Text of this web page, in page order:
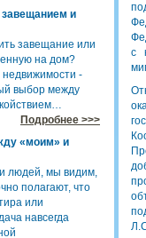
и
завещание или
на дом?
-
выбор между
Подробнее >>>
«моим» и
людей, мы видим,
полагают, что
или
навсегда
с